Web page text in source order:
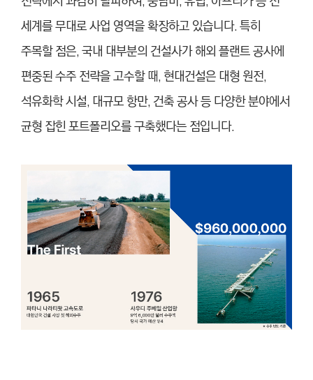
세계를 무대로 사업 영역을 확장하고 있습니다. 특히
주목할 점은, 국내 대부분의 건설사가 해외 플랜트 공사에
편중된 수주 전략을 고수할 때, 현대건설은 대형 원전,
석유화학 시설, 대규모 항만, 건축 공사 등 다양한 분야에서
균형 잡힌 포트폴리오를 구축했다는 점입니다.